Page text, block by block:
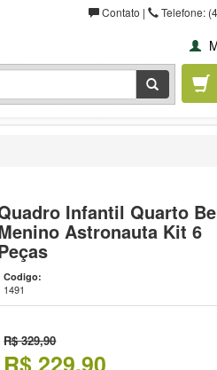
Contato | Telefone:
Infantil Quarto
Astronauta Kit 6
Codigo:
1491
R$ 329,90